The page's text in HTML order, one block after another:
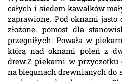
całych i siedem kawałków
zaprawione. Pod oknami
złożone. pomost dla
przegniłych. Powała w
którą nad oknami poleń z
drew.Z piekarni w
na biegunach drewnianych do